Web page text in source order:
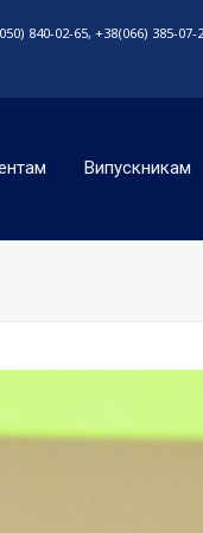
840-02-65, +38(066) 385-07-
Випускникам